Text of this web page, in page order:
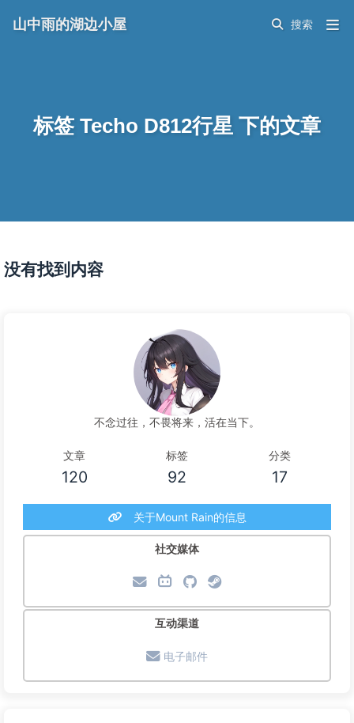
标签 Techo D812行星 下的文章
山中雨的湖边小屋
没有找到内容
不念过往，不畏将来，活在当下。
文章
120
标签
92
分类
17
关于Mount Rain的信息
社交媒体
互动渠道
电子邮件